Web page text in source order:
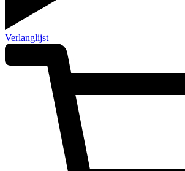
Verlanglijst